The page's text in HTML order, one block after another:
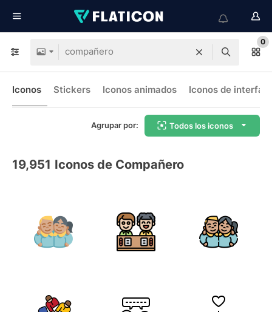
0
Iconos Stickers Iconos animados Iconos de interfaz
Agrupar por: Todos los iconos
19,951 Iconos de Compañero